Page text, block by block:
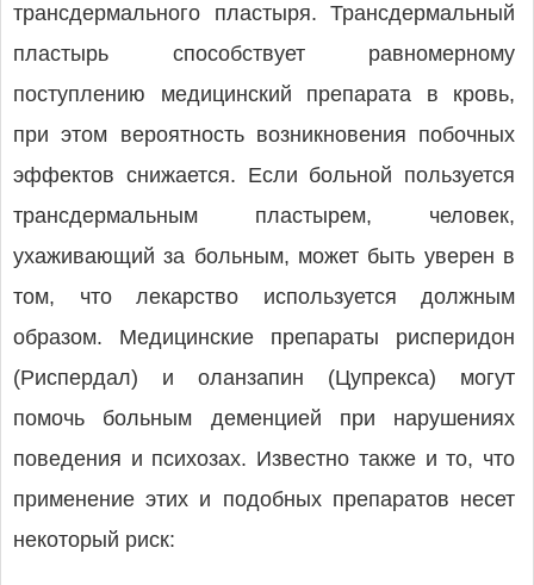
трансдермального пластыря. Трансдермальный
пластырь способствует равномерному
поступлению медицинский препарата в кровь,
при этом вероятность возникновения побочных
эффектов снижается. Если больной пользуется
трансдермальным пластырем, человек,
ухаживающий за больным, может быть уверен в
том, что лекарство используется должным
образом. Медицинские препараты рисперидон
(Риспердал) и оланзапин (Цупрекса) могут
помочь больным деменцией при нарушениях
поведения и психозах. Известно также и то, что
применение этих и подобных препаратов несет
некоторый риск: